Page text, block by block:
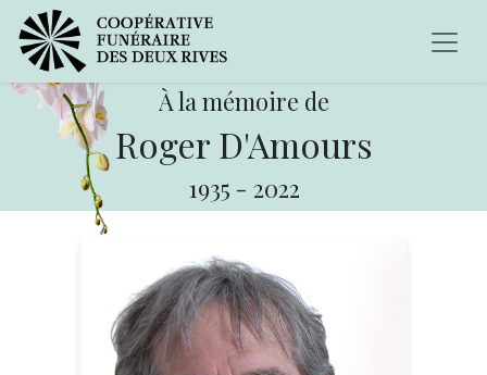
À la mémoire de
Roger D'Amours
1935 - 2022